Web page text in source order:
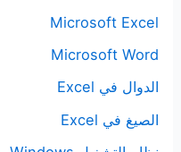
Microsoft Excel
Microsoft Word
الدوال في Excel
الصيغ في Excel